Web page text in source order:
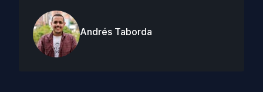
Andrés Taborda